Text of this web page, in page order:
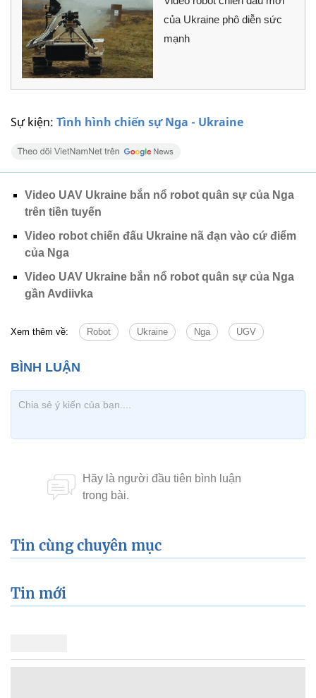
Sự kiện: Tình hình chiến sự Nga - Ukraine
của Ukraine phô diễn sức
mạnh
Video UAV Ukraine bắn nổ robot quân sự của Nga
trên tiền tuyến
Video robot chiến đấu Ukraine nã đạn vào cứ điểm
của Nga
Video UAV Ukraine bắn nổ robot quân sự của Nga
gần Avdiivka
Xem thêm về: Robot Ukraine Nga UGV
Tin cùng chuyên mục
Tin mới